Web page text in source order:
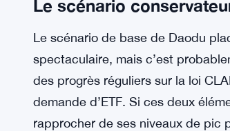
Le scénario
Le scénario de base de Daodu
spectaculaire, mais c’est
des progrès réguliers sur la loi
demande d’ETF. Si ces deux
rapprocher de ses niveaux de pic